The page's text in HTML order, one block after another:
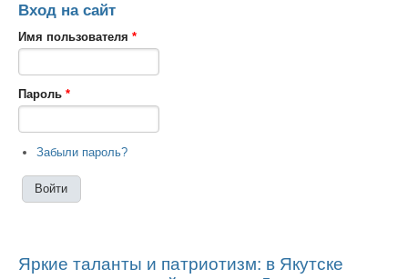
Вход на сайт
Имя пользователя *
Пароль *
Забыли пароль?
Яркие таланты и патриотизм: в Якутске